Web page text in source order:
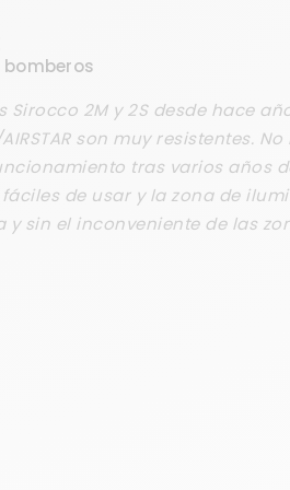
Sirocco 2M y 2S desde hace
AIRSTAR son muy resistentes.
tras varios años
de usar y la zona de
y sin el inconveniente de las
bomberos